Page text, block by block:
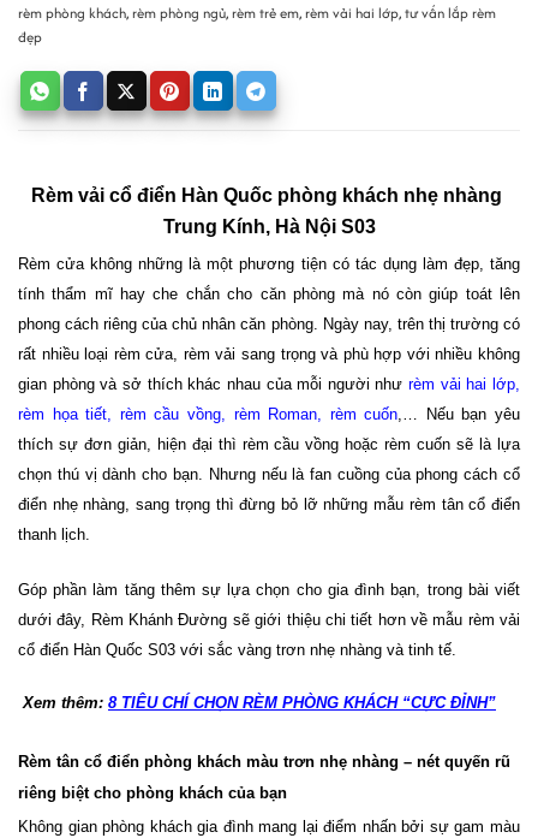
rèm phòng khách,rèm phòng ngủ,rèm trẻ em,rèm vải hai lớp,tư vấn lắp rèm
đẹp
Rèm vải cổ điển Hàn Quốc phòng khách nhẹ nhàng
Trung Kính, Hà Nội S03
Rèm cửa không những là một phương tiện có tác dụng làm đẹp, tăng
tính thẩm mĩ hay che chắn cho căn phòng mà nó còn giúp toát lên
phong cách riêng của chủ nhân căn phòng. Ngày nay, trên thị trường có
rất nhiều loại rèm cửa, rèm vải sang trọng và phù hợp với nhiều không
gian phòng và sở thích khác nhau của mỗi người như rèm vải hai lớp,
rèm họa tiết, rèm cầu vồng, rèm Roman, rèm cuốn,… Nếu bạn yêu
thích sự đơn giản, hiện đại thì rèm cầu vồng hoặc rèm cuốn sẽ là lựa
chọn thú vị dành cho bạn. Nhưng nếu là fan cuồng của phong cách cổ
điển nhẹ nhàng, sang trọng thì đừng bỏ lỡ những mẫu rèm tân cổ điển
thanh lịch.
Góp phần làm tăng thêm sự lựa chọn cho gia đình bạn, trong bài viết
dưới đây, Rèm Khánh Đường sẽ giới thiệu chi tiết hơn về mẫu rèm vải
cổ điển Hàn Quốc S03 với sắc vàng trơn nhẹ nhàng và tinh tế.
Xem thêm: 8 TIÊU CHÍ CHỌN RÈM PHÒNG KHÁCH “CỰC ĐỈNH”
Rèm tân cổ điển phòng khách màu trơn nhẹ nhàng – nét quyến rũ
riêng biệt cho phòng khách của bạn
Không gian phòng khách gia đình mang lại điểm nhấn bởi sự gam màu